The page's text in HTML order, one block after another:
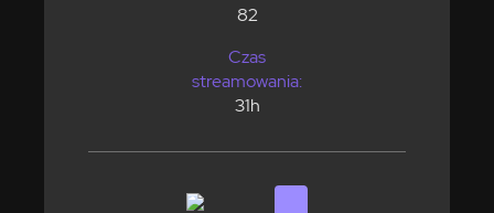
82
Czas
streamowania:
31h